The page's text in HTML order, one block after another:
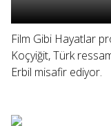
Film Gibi Hayatlar
Koçyiğit, Türk
Erbil misafir ediyor.